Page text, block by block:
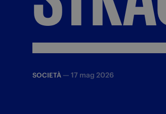
SOCIETÀ — 17 mag 2026